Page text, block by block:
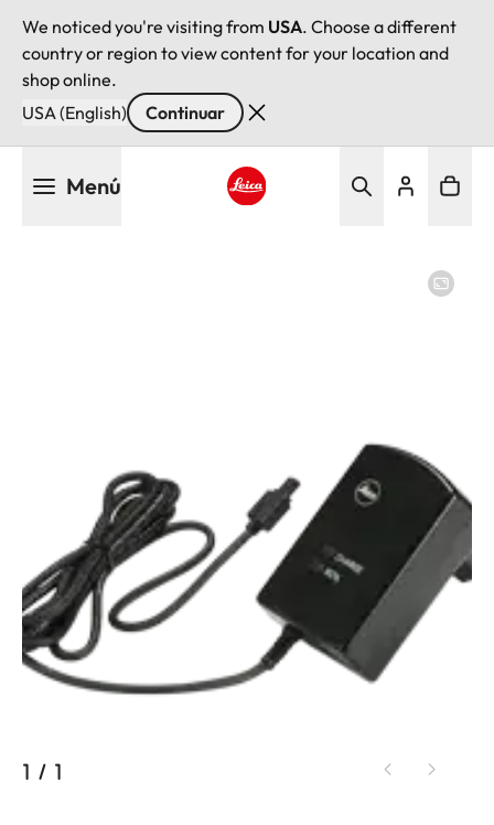
We noticed you're visiting from USA. Choose a different
country or region to view content for your location and
shop online.
USA (English)
Continuar
Menú
1 / 1